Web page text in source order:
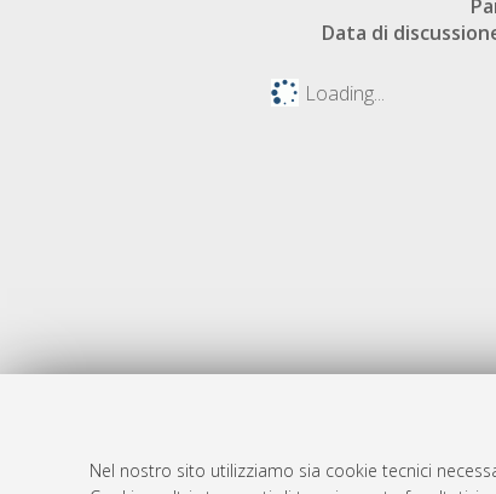
Nel nostro sito utilizziamo sia cookie tecnici
Data di
Loading...